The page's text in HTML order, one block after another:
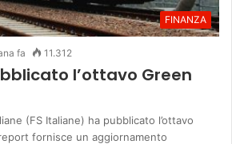
FINANZA
fa 11.312
l’ottavo Green
(FS Italiane) ha pubblicato l’ottavo
fornisce un aggiornamento